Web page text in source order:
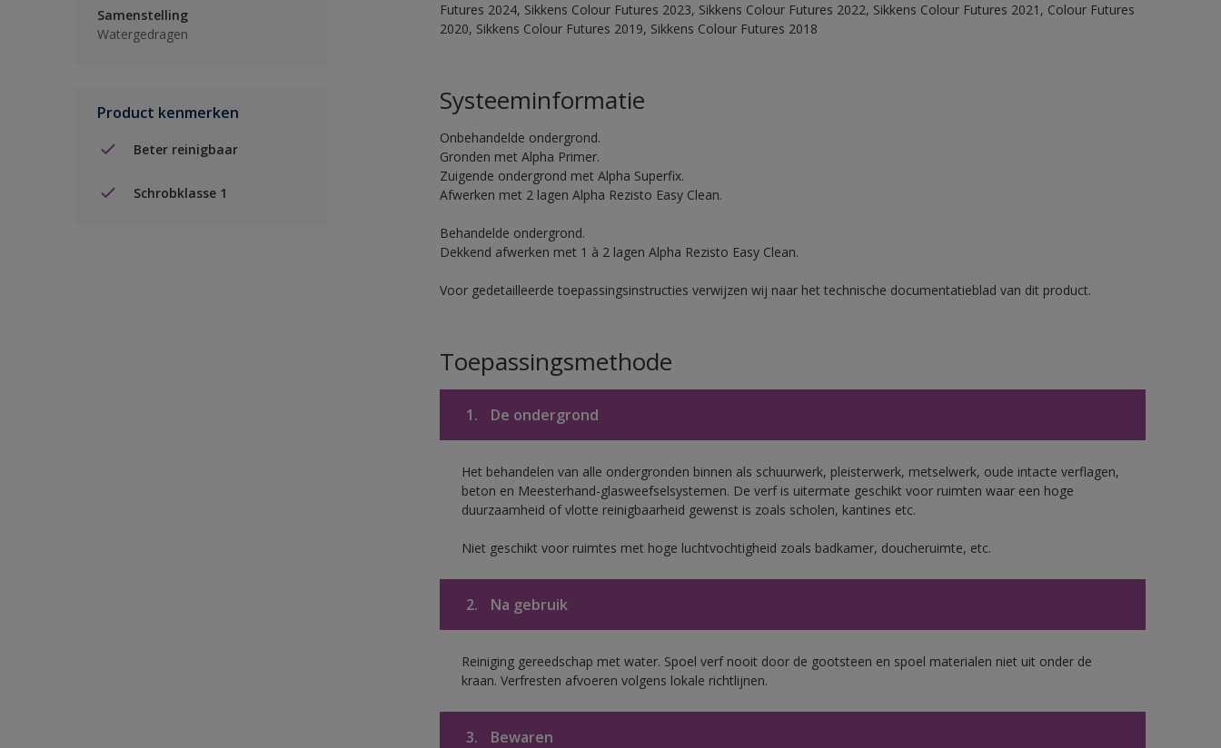
Samenstelling
Watergedragen
Product kenmerken
Beter reinigbaar
Schrobklasse 1
Futures 2024, Sikkens Colour Futures 2023, Sikkens Colour Futures 2022, Sikkens Colour Futures 2021, Colour Futures
2020, Sikkens Colour Futures 2019, Sikkens Colour Futures 2018
Systeeminformatie
Onbehandelde ondergrond.
Gronden met Alpha Primer.
Zuigende ondergrond met Alpha Superfix.
Afwerken met 2 lagen Alpha Rezisto Easy Clean.
Behandelde ondergrond.
Dekkend afwerken met 1 à 2 lagen Alpha Rezisto Easy Clean.
Voor gedetailleerde toepassingsinstructies verwijzen wij naar het technische documentatieblad van dit product.
Toepassingsmethode
1. De ondergrond
Het behandelen van alle ondergronden binnen als schuurwerk, pleisterwerk, metselwerk, oude intacte verflagen,
beton en Meesterhand-glasweefselsystemen. De verf is uitermate geschikt voor ruimten waar een hoge
duurzaamheid of vlotte reinigbaarheid gewenst is zoals scholen, kantines etc.
Niet geschikt voor ruimtes met hoge luchtvochtigheid zoals badkamer, doucheruimte, etc.
2. Na gebruik
Reiniging gereedschap met water. Spoel verf nooit door de gootsteen en spoel materialen niet uit onder de
kraan. Verfresten afvoeren volgens lokale richtlijnen.
3. Bewaren